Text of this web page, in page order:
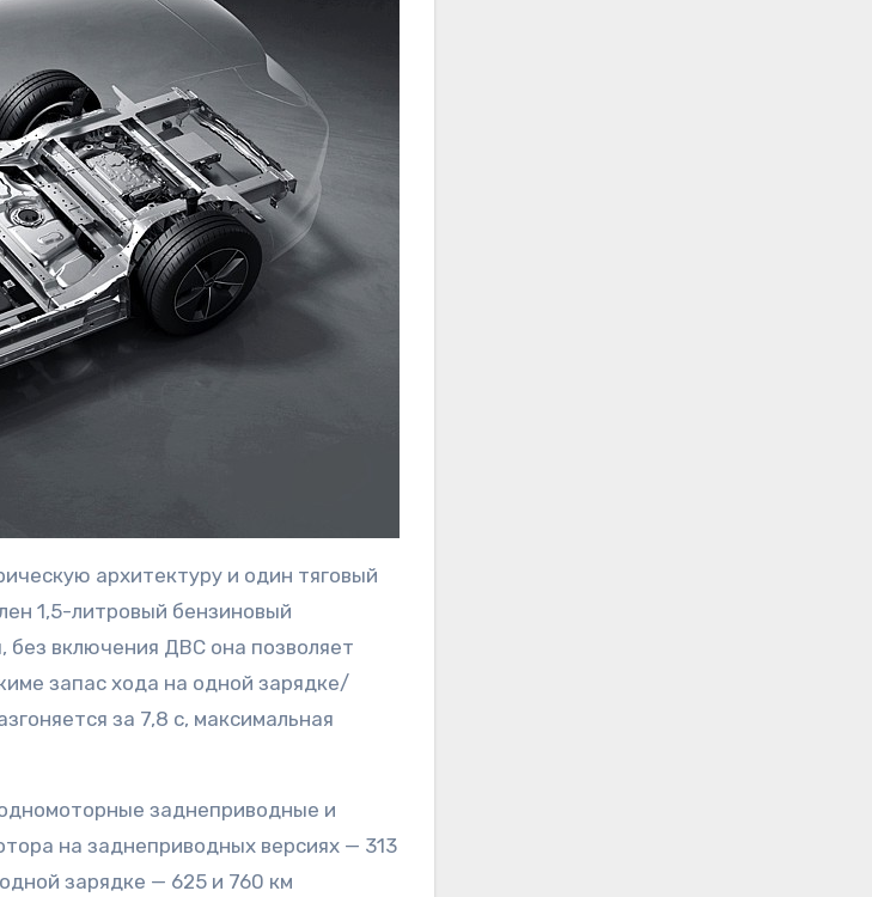
архитектуру и один тяговый
1,5-литровый бензиновый
без включения ДВС она позволяет
запас хода на одной зарядке/
за 7,8 с, максимальная
заднеприводные и
на заднеприводных версиях — 313
зарядке — 625 и 760 км